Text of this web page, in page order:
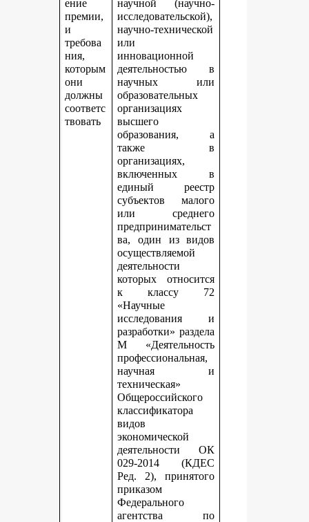
ение
премии,
и
требова
ния,
которым
они
должны
соответс
твовать
научной (научно-
исследовательской),
научно-технической
или
инновационной
деятельностью в
научных или
образовательных
организациях
высшего
образования, а
также в
организациях,
включенных в
единый реестр
субъектов малого
или среднего
предпринимательст
ва, один из видов
осуществляемой
деятельности
которых относится
к классу 72
«Научные
исследования и
разработки» раздела
М «Деятельность
профессиональная,
научная и
техническая»
Общероссийского
классификатора
видов
экономической
деятельности ОК
029-2014 (КДЕС
Ред. 2), принятого
приказом
Федерального
агентства по